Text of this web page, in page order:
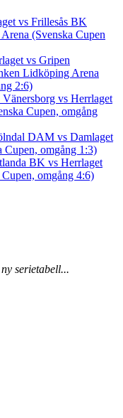
vs Frillesås BK
(Svenska Cupen
vs Gripen
Lidköping Arena
2:6)
vs Herrlaget
Cupen, omgång
DAM vs Damlaget
Cupen, omgång 1:3)
BK vs Herrlaget
omgång 4:6)
serietabell...